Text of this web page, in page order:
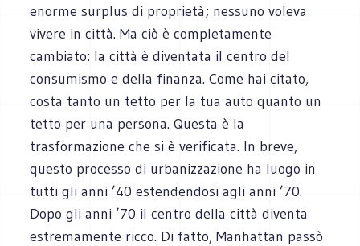
enorme surplus di proprietà; nessuno voleva
vivere in città. Ma ciò è completamente
cambiato: la città è diventata il centro del
consumismo e della finanza. Come hai citato,
costa tanto un tetto per la tua auto quanto un
tetto per una persona. Questa è la
trasformazione che si è verificata. In breve,
questo processo di urbanizzazione ha luogo in
tutti gli anni ’40 estendendosi agli anni ’70.
Dopo gli anni ’70 il centro della città diventa
estremamente ricco. Di fatto, Manhattan passò